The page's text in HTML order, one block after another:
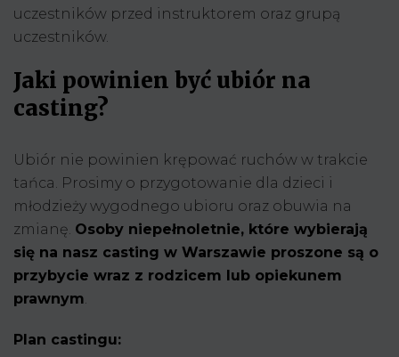
uczestników przed instruktorem oraz grupą
uczestników.
Jaki powinien być ubiór na
casting?
Ubiór nie powinien krępować ruchów w trakcie
tańca. Prosimy o przygotowanie dla dzieci i
młodzieży wygodnego ubioru oraz obuwia na
zmianę. Osoby niepełnoletnie, które wybierają
się na nasz casting w Warszawie proszone są o
przybycie wraz z rodzicem lub opiekunem
prawnym.
Plan castingu: